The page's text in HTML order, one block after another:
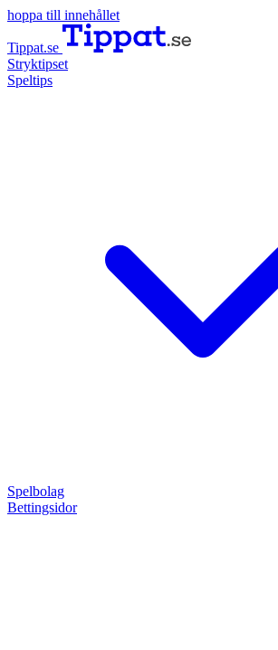
hoppa till innehållet
Tippat.se
Stryktipset
Speltips
Spelbolag
Bettingsidor